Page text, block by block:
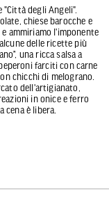
"Città degli Angeli".
chiese barocche e
ammiriamo l'imponente
delle ricette più
una ricca salsa a
farciti con carne
chicchi di melograno.
dell'artigianato,
in onice e ferro
cena è libera.